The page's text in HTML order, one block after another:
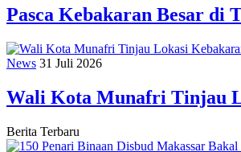
Pasca Kebakaran Besar di
News 31 Juli 2026
Wali Kota Munafri Tinjau
Berita Terbaru